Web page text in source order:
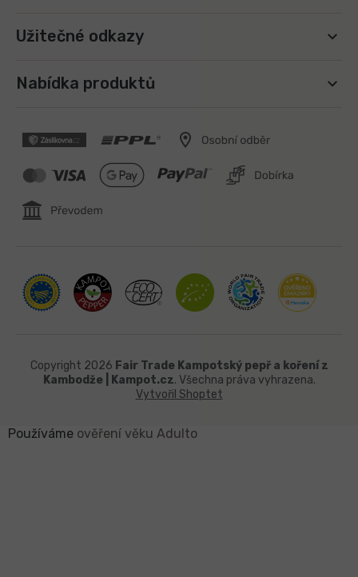
Užitečné odkazy
Nabídka produktů
Vytvořil Shoptet
Copyright 2026 Fair Trade Kampotský pepř a koření z
Kambodže | Kampot.cz. Všechna práva vyhrazena.
Používáme ověření věku Adulto